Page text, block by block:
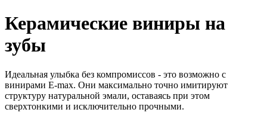
Керамические виниры на
зубы
Идеальная улыбка без компромиссов - это возможно с
винирами E-max. Они максимально точно имитируют
структуру натуральной эмали, оставаясь при этом
сверхтонкими и исключительно прочными.